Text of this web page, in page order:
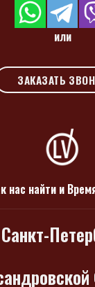
или
ЗАКАЗАТЬ
нас найти и
Санкт-